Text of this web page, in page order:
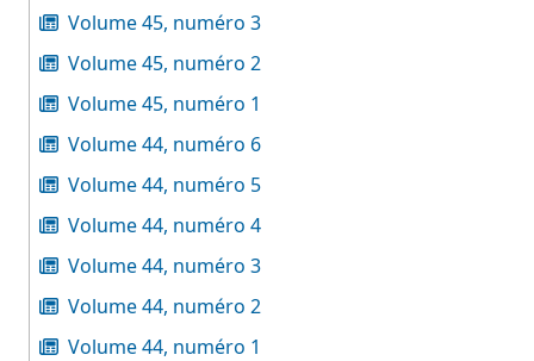
Volume 45, numéro 3
Volume 45, numéro 2
Volume 45, numéro 1
Volume 44, numéro 6
Volume 44, numéro 5
Volume 44, numéro 4
Volume 44, numéro 3
Volume 44, numéro 2
Volume 44, numéro 1